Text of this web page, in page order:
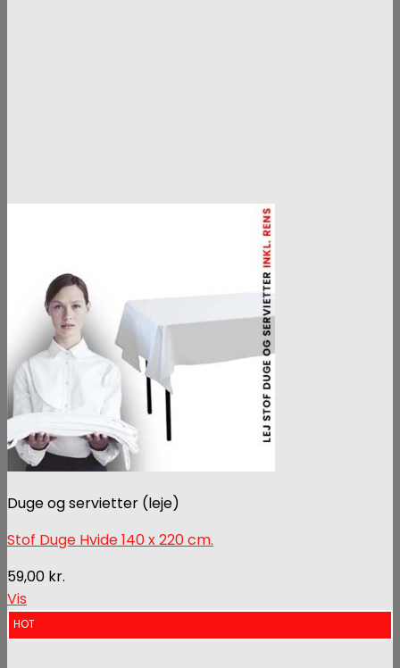
Duge og servietter (leje)
Stof Duge Hvide 140 x 220 cm.
59,00 kr.
Vis
HOT